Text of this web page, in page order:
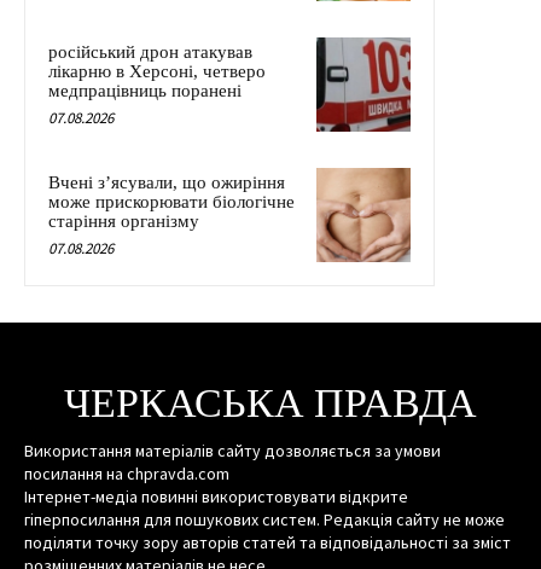
російський дрон атакував
лікарню в Херсоні, четверо
медпрацівниць поранені
07.08.2026
Вчені з’ясували, що ожиріння
може прискорювати біологічне
старіння організму
07.08.2026
ЧЕРКАСЬКА ПРАВДА
Використання матеріалів сайту дозволяється за умови
посилання на chpravda.com
Інтернет-медіа повинні використовувати відкрите
гіперпосилання для пошукових систем. Редакція сайту не може
поділяти точку зору авторів статей та відповідальності за зміст